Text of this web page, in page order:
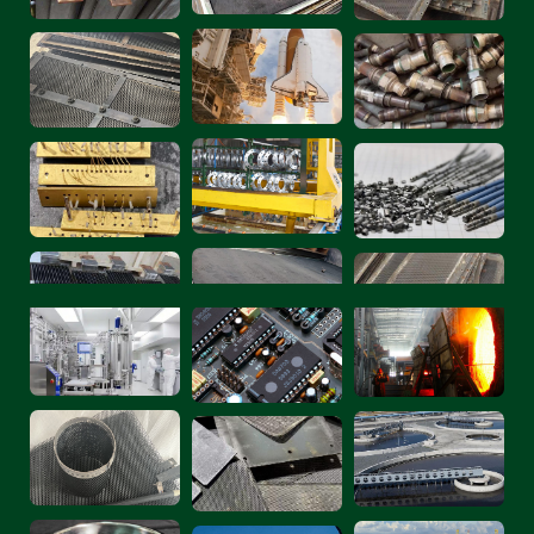
ihnen einen hohen Recyclingwert. *Stand: 21.
Mai 2025: Platin kostet durchschnittlich 35,41
US-Dollar pro Gramm.
Dies ist nicht unser Preis für Platinanoden.
DONGSHENG verfügt über umfangreiche
Erfahrung im Platinrecycling. Kontaktieren Sie
unsere Einkäufer per E-Mail/Telefon, um
wettbewerbsfähige Angebote zu erhalten.
Zwei Hauptkategorien der Chlor-
Alkali-Industrie
1. Auf Chlorbasis: Wasseraufbereitung,
Papier/Zellstoff, anorganische Chemikalien,
Zwischenprodukte, organische Chemikalien,
Vinyl usw.